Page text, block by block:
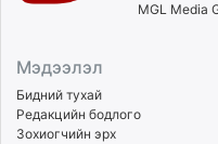
MGL Media
Мэдээлэл
Бидний тухай
Редакцийн бодлого
Зохиогчийн эрх